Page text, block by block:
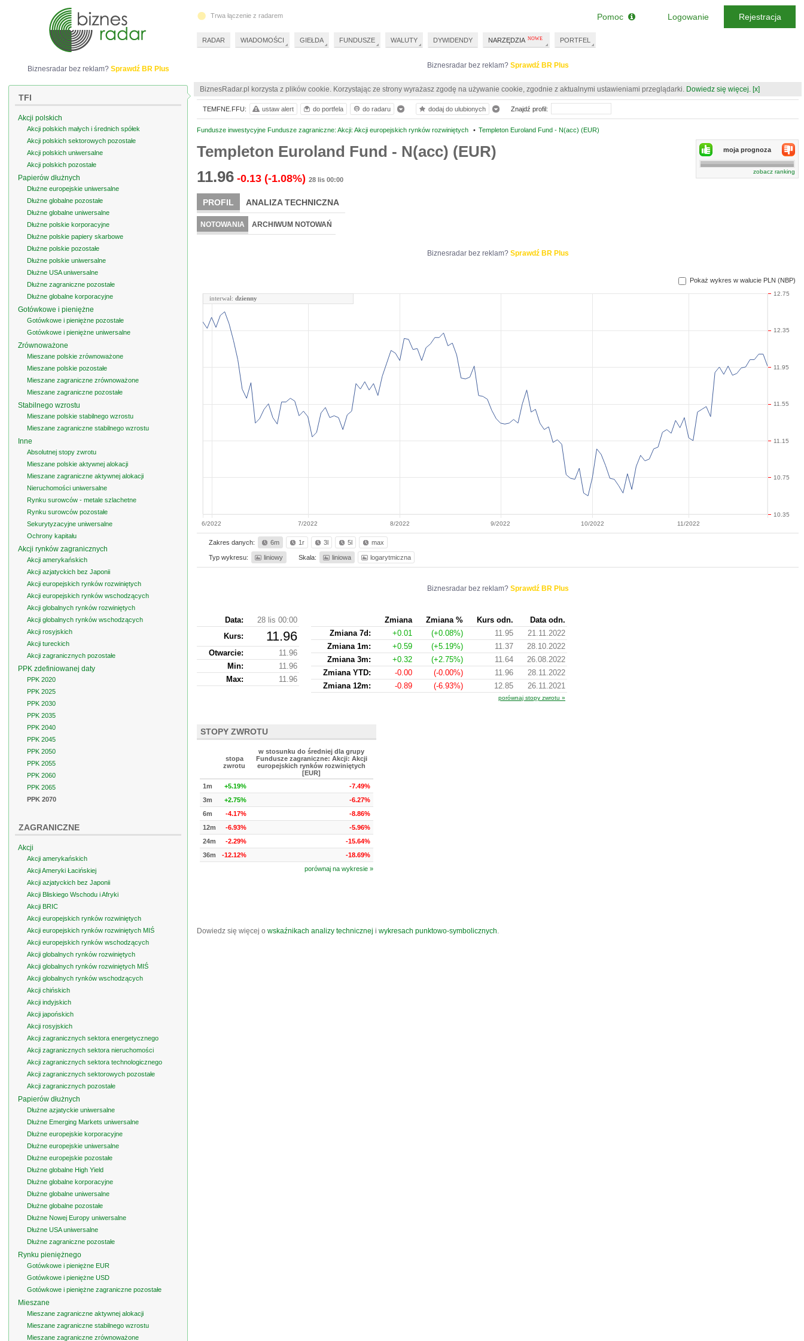
Biznesradar bez reklam? Sprawdź BR Plus
BiznesRadar.pl korzysta z plików cookie. Korzystając ze strony wyrażasz zgodę na używanie cookie, zgodnie z aktualnymi ustawieniami przeglądarki. Dowiedz się więcej. [x]
Fundusze inwestycyjne Fundusze zagraniczne: Akcji: Akcji europejskich rynków rozwiniętych • Templeton Euroland Fund - N(acc) (EUR)
Templeton Euroland Fund - N(acc) (EUR)
11.96 -0.13 (-1.08%) 28 lis 00:00
moja prognoza
zobacz ranking
PROFIL ANALIZA TECHNICZNA
NOTOWANIA ARCHIWUM NOTOWAŃ
Biznesradar bez reklam? Sprawdź BR Plus
Pokaż wykres w walucie PLN (NBP)
6/2022 7/2022 8/2022 9/2022 10/2022 11/2022
10.35
10.75
11.15
11.55
11.95
12.35
12.75
interwał: dzienny
Zakres danych: 6m 1r 3l 5l max
Typ wykresu: liniowy Skala: liniowa logarytmiczna
Biznesradar bez reklam? Sprawdź BR Plus
Data:
28 lis 00:00
Kurs: 11.96
Otwarcie:
11.96
Min:
11.96
Max:
11.96
Zmiana Zmiana % Kurs odn.
Data odn.
Zmiana 7d:
+0.01 (+0.08%) 11.95
21.11.2022
Zmiana 1m:
+0.59 (+5.19%) 11.37
28.10.2022
Zmiana 3m:
+0.32 (+2.75%) 11.64
26.08.2022
Zmiana YTD:
-0.00 (-0.00%) 11.96
28.11.2022
Zmiana 12m:
-0.89 (-6.93%) 12.85 26.11.2021
porównaj stopy zwrotu »
STOPY ZWROTU
stopa
zwrotu
w stosunku do średniej dla grupy
Fundusze zagraniczne: Akcji: Akcji
europejskich rynków rozwiniętych
[EUR]
1m
+5.19%
-7.49%
3m
+2.75%
-6.27%
6m
-4.17%
-8.86%
12m
-6.93%
-5.96%
24m
-2.29%
-15.64%
36m
-12.12%
-18.69%
porównaj na wykresie »
Dowiedz się więcej o wskaźnikach analizy technicznej i wykresach punktowo-symbolicznych.
TEMFNE.FFU: ustaw alert do portfela do radaru dodaj do ulubionych Znajdź profil:
Biznesradar bez reklam? Sprawdź BR Plus
TFI
Akcji polskich
Akcji polskich małych i średnich spółek
Akcji polskich sektorowych pozostałe
Akcji polskich uniwersalne
Akcji polskich pozostałe
Papierów dłużnych
Dłużne europejskie uniwersalne
Dłużne globalne pozostałe
Dłużne globalne uniwersalne
Dłużne polskie korporacyjne
Dłużne polskie papiery skarbowe
Dłużne polskie pozostałe
Dłużne polskie uniwersalne
Dłużne USA uniwersalne
Dłużne zagraniczne pozostałe
Dłużne globalne korporacyjne
Gotówkowe i pieniężne
Gotówkowe i pieniężne pozostałe
Gotówkowe i pieniężne uniwersalne
Zrównoważone
Mieszane polskie zrównoważone
Mieszane polskie pozostałe
Mieszane zagraniczne zrównoważone
Mieszane zagraniczne pozostałe
Stabilnego wzrostu
Mieszane polskie stabilnego wzrostu
Mieszane zagraniczne stabilnego wzrostu
Inne
Absolutnej stopy zwrotu
Mieszane polskie aktywnej alokacji
Mieszane zagraniczne aktywnej alokacji
Nieruchomości uniwersalne
Rynku surowców - metale szlachetne
Rynku surowców pozostałe
Sekurytyzacyjne uniwersalne
Ochrony kapitału
Akcji rynków zagranicznych
Akcji amerykańskich
Akcji azjatyckich bez Japonii
Akcji europejskich rynków rozwiniętych
Akcji europejskich rynków wschodzących
Akcji globalnych rynków rozwiniętych
Akcji globalnych rynków wschodzących
Akcji rosyjskich
Akcji tureckich
Akcji zagranicznych pozostałe
PPK zdefiniowanej daty
PPK 2020
PPK 2025
PPK 2030
PPK 2035
PPK 2040
PPK 2045
PPK 2050
PPK 2055
PPK 2060
PPK 2065
PPK 2070
ZAGRANICZNE
Akcji
Akcji amerykańskich
Akcji Ameryki Łacińskiej
Akcji azjatyckich bez Japonii
Akcji Bliskiego Wschodu i Afryki
Akcji BRIC
Akcji europejskich rynków rozwiniętych
Akcji europejskich rynków rozwiniętych MIŚ
Akcji europejskich rynków wschodzących
Akcji globalnych rynków rozwiniętych
Akcji globalnych rynków rozwiniętych MIŚ
Akcji globalnych rynków wschodzących
Akcji chińskich
Akcji indyjskich
Akcji japońskich
Akcji rosyjskich
Akcji zagranicznych sektora energetycznego
Akcji zagranicznych sektora nieruchomości
Akcji zagranicznych sektora technologicznego
Akcji zagranicznych sektorowych pozostałe
Akcji zagranicznych pozostałe
Papierów dłużnych
Dłużne azjatyckie uniwersalne
Dłużne Emerging Markets uniwersalne
Dłużne europejskie korporacyjne
Dłużne europejskie uniwersalne
Dłużne europejskie pozostałe
Dłużne globalne High Yield
Dłużne globalne korporacyjne
Dłużne globalne uniwersalne
Dłużne globalne pozostałe
Dłużne Nowej Europy uniwersalne
Dłużne USA uniwersalne
Dłużne zagraniczne pozostałe
Rynku pieniężnego
Gotówkowe i pieniężne EUR
Gotówkowe i pieniężne USD
Gotówkowe i pieniężne zagraniczne pozostałe
Mieszane
Mieszane zagraniczne aktywnej alokacji
Mieszane zagraniczne stabilnego wzrostu
Mieszane zagraniczne zrównoważone
Trwa łączenie z radarem
RADAR WIADOMOŚCI GIEŁDA FUNDUSZE WALUTY DYWIDENDY NARZĘDZIA PORTFEL
Pomoc Logowanie Rejestracja